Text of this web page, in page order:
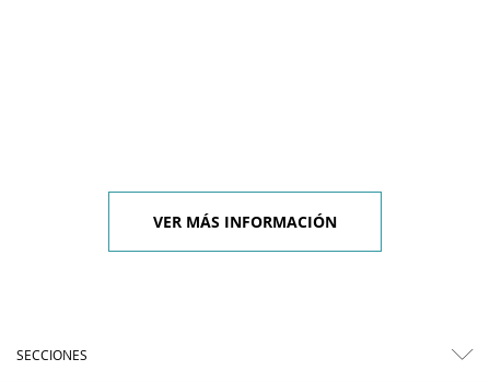
VER MÁS INFORMACIÓN
SECCIONES